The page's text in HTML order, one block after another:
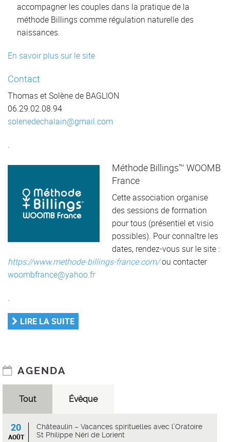
accompagner les couples dans la pratique de la
méthode Billings comme régulation naturelle des
naissances.
En savoir plus sur le site
Contact
Thomas et Solène de BAGLION
06.29.02.08.94
solenedechalain@gmail.com
.
Méthode Billings™ WOOMB
France
Cette association organise
des sessions de formation
pour tous (présentiel et visio
possibles). Pour connaître les
dates, rendez-vous sur le site :
https://www.methode-billings-france.com/ou contacter
woombfrance@yahoo.fr
.
LIRE LA SUITE
AGENDA
Tout Évêque
20
AOÛT
Châteaulin – Vacances spirituelles avec l’Oratoire
St Philippe Néri de Lorient